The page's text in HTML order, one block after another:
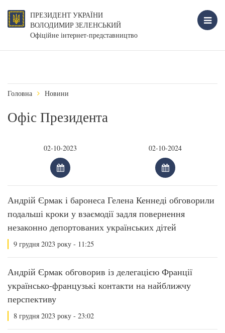
ПРЕЗИДЕНТ УКРАЇНИ
ВОЛОДИМИР ЗЕЛЕНСЬКИЙ
Офіційне інтернет-представництво
Головна Новини
Офіс Президента
Андрій Єрмак і баронеса Гелена Кеннеді обговорили
подальші кроки у взаємодії задля повернення
незаконно депортованих українських дітей
9 грудня 2023 року - 11:25
Андрій Єрмак обговорив із делегацією Франції
українсько-французькі контакти на найближчу
перспективу
8 грудня 2023 року - 23:02